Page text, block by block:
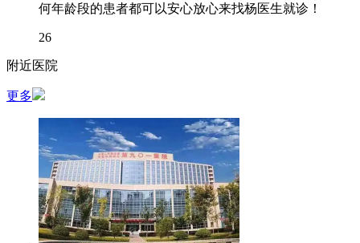
何年龄段的患者都可以安心放心来找杨医生就诊！
26
附近医院
更多